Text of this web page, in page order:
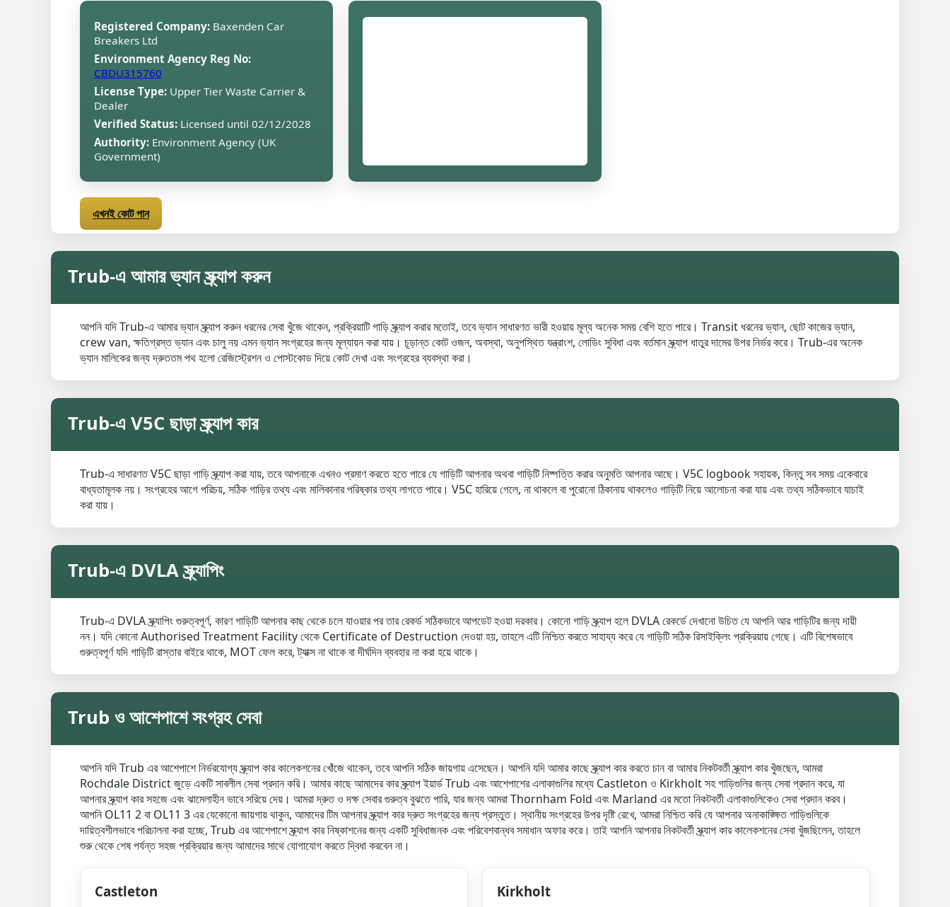
Registered Company: Baxenden Car
Breakers Ltd
Environment Agency Reg No:
CBDU315760
License Type: Upper Tier Waste Carrier &
Dealer
Verified Status: Licensed until 02/12/2028
Authority: Environment Agency (UK
Government)
এখনই কোট পান
Trub-এ আমার ভ্যান স্ক্র্যাপ করুন
আপনি যদি Trub-এ আমার ভ্যান স্ক্র্যাপ করুন ধরনের সেবা খুঁজে থাকেন, প্রক্রিয়াটি গাড়ি স্ক্র্যাপ করার মতোই, তবে ভ্যান সাধারণত ভারী হওয়ায় মূল্য অনেক সময় বেশি হতে পারে। Transit ধরনের ভ্যান, ছোট কাজের ভ্যান,
crew van, ক্ষতিগ্রস্ত ভ্যান এবং চালু নয় এমন ভ্যান সংগ্রহের জন্য মূল্যায়ন করা যায়। চূড়ান্ত কোট ওজন, অবস্থা, অনুপস্থিত যন্ত্রাংশ, লোডিং সুবিধা এবং বর্তমান স্ক্র্যাপ ধাতুর দামের উপর নির্ভর করে। Trub-এর অনেক
ভ্যান মালিকের জন্য দ্রুততম পথ হলো রেজিস্ট্রেশন ও পোস্টকোড দিয়ে কোট দেখা এবং সংগ্রহের ব্যবস্থা করা।
Trub-এ V5C ছাড়া স্ক্র্যাপ কার
Trub-এ সাধারণত V5C ছাড়া গাড়ি স্ক্র্যাপ করা যায়, তবে আপনাকে এখনও প্রমাণ করতে হতে পারে যে গাড়িটি আপনার অথবা গাড়িটি নিষ্পত্তি করার অনুমতি আপনার আছে। V5C logbook সহায়ক, কিন্তু সব সময় একেবারে
বাধ্যতামূলক নয়। সংগ্রহের আগে পরিচয়, সঠিক গাড়ির তথ্য এবং মালিকানার পরিষ্কার তথ্য লাগতে পারে। V5C হারিয়ে গেলে, না থাকলে বা পুরোনো ঠিকানায় থাকলেও গাড়িটি নিয়ে আলোচনা করা যায় এবং তথ্য সঠিকভাবে যাচাই
করা যায়।
Trub-এ DVLA স্ক্র্যাপিং
Trub-এ DVLA স্ক্র্যাপিং গুরুত্বপূর্ণ, কারণ গাড়িটি আপনার কাছ থেকে চলে যাওয়ার পর তার রেকর্ড সঠিকভাবে আপডেট হওয়া দরকার। কোনো গাড়ি স্ক্র্যাপ হলে DVLA রেকর্ডে দেখানো উচিত যে আপনি আর গাড়িটির জন্য দায়ী
নন। যদি কোনো Authorised Treatment Facility থেকে Certificate of Destruction দেওয়া হয়, তাহলে এটি নিশ্চিত করতে সাহায্য করে যে গাড়িটি সঠিক রিসাইক্লিং প্রক্রিয়ায় গেছে। এটি বিশেষভাবে
গুরুত্বপূর্ণ যদি গাড়িটি রাস্তার বাইরে থাকে, MOT ফেল করে, ট্যাক্স না থাকে বা দীর্ঘদিন ব্যবহার না করা হয়ে থাকে।
Trub ও আশেপাশে সংগ্রহ সেবা
আপনি যদি Trub এর আশেপাশে নির্ভরযোগ্য স্ক্র্যাপ কার কালেকশনের খোঁজে থাকেন, তবে আপনি সঠিক জায়গায় এসেছেন। আপনি যদি আমার কাছে স্ক্র্যাপ কার করতে চান বা আমার নিকটবর্তী স্ক্র্যাপ কার খুঁজছেন, আমরা
Rochdale District জুড়ে একটি সাবলীল সেবা প্রদান করি। আমার কাছে আমাদের কার স্ক্র্যাপ ইয়ার্ড Trub এবং আশেপাশের এলাকাগুলির মধ্যে Castleton ও Kirkholt সহ গাড়িগুলির জন্য সেবা প্রদান করে, যা
আপনার স্ক্র্যাপ কার সহজে এবং ঝামেলাহীন ভাবে সরিয়ে দেয়। আমরা দ্রুত ও দক্ষ সেবার গুরুত্ব বুঝতে পারি, যার জন্য আমরা Thornham Fold এবং Marland এর মতো নিকটবর্তী এলাকাগুলিকেও সেবা প্রদান করব।
আপনি OL11 2 বা OL11 3 এর যেকোনো জায়গায় থাকুন, আমাদের টিম আপনার স্ক্র্যাপ কার দ্রুত সংগ্রহের জন্য প্রস্তুত। স্থানীয় সংগ্রহের উপর দৃষ্টি রেখে, আমরা নিশ্চিত করি যে আপনার অনাকাঙ্ক্ষিত গাড়িগুলিকে
দায়িত্বশীলভাবে পরিচালনা করা হচ্ছে, Trub এর আশেপাশে স্ক্র্যাপ কার নিষ্কাশনের জন্য একটি সুবিধাজনক এবং পরিবেশবান্ধব সমাধান অফার করে। তাই আপনি আপনার নিকটবর্তী স্ক্র্যাপ কার কালেকশনের সেবা খুঁজছিলেন, তাহলে
শুরু থেকে শেষ পর্যন্ত সহজ প্রক্রিয়ার জন্য আমাদের সাথে যোগাযোগ করতে দ্বিধা করবেন না।
Castleton Kirkholt